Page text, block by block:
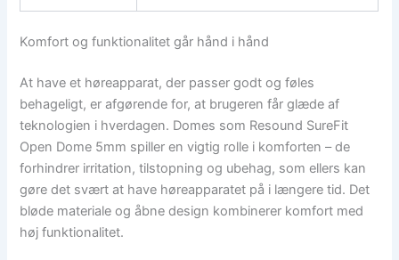
Komfort og funktionalitet går hånd i hånd
At have et høreapparat, der passer godt og føles
behageligt, er afgørende for, at brugeren får glæde af
teknologien i hverdagen. Domes som Resound SureFit
Open Dome 5mm spiller en vigtig rolle i komforten – de
forhindrer irritation, tilstopning og ubehag, som ellers kan
gøre det svært at have høreapparatet på i længere tid. Det
bløde materiale og åbne design kombinerer komfort med
høj funktionalitet.